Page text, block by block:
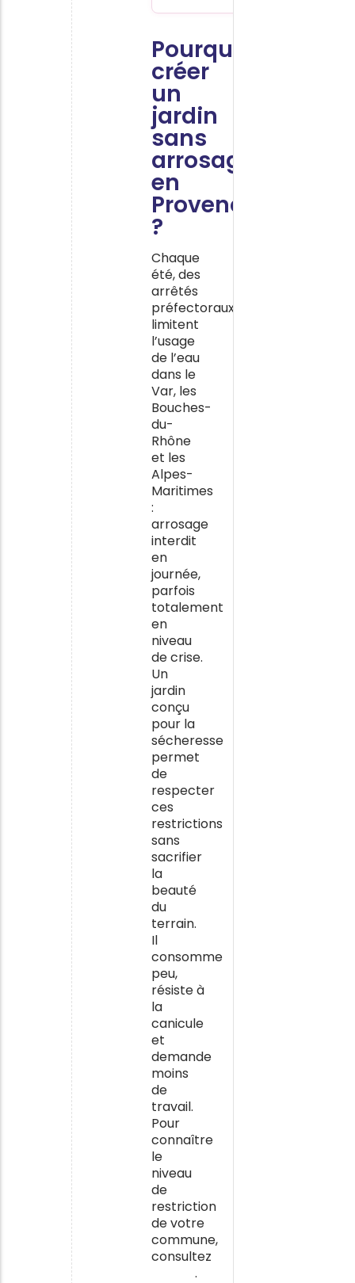
Pourquoi
créer
un
jardin
sans
arrosage
en
Provence
?
Chaque
été, des
arrêtés
préfectoraux
limitent
l’usage
de l’eau
dans le
Var, les
Bouches-
du-
Rhône
et les
Alpes-
Maritimes
:
arrosage
interdit
en
journée,
parfois
totalement
en
niveau
de crise.
Un
jardin
conçu
pour la
sécheresse
permet
de
respecter
ces
restrictions
sans
sacrifier
la
beauté
du
terrain.
Il
consomme
peu,
résiste à
la
canicule
et
demande
moins
de
travail.
Pour
connaître
le
niveau
de
restriction
de votre
commune,
consultez
.